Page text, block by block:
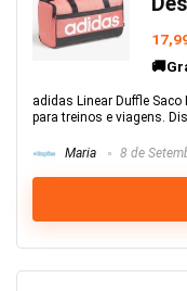
adidas Linear Duffle Saco
para treinos e viagens.
Maria 8 de